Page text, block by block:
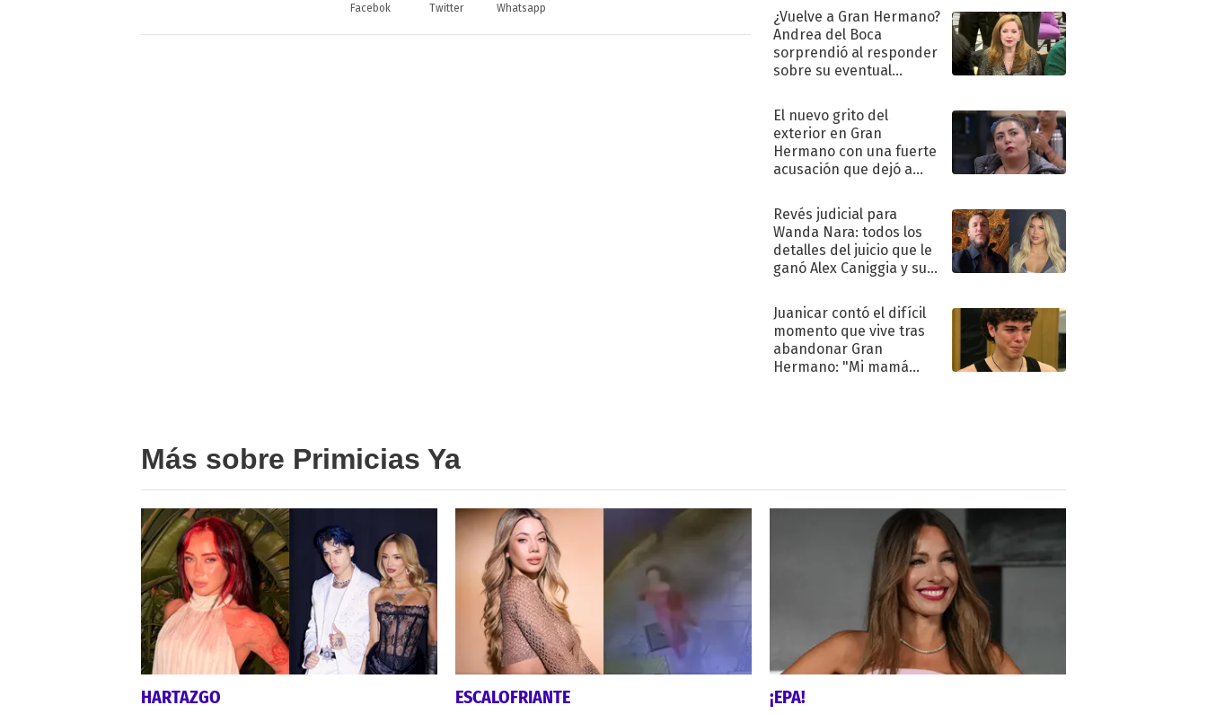
Facebok Twitter Whatsapp
¿Vuelve a Gran Hermano?
Andrea del Boca
sorprendió al responder
sobre su eventual
El nuevo grito del
exterior en Gran
Hermano con una fuerte
acusación que dejó a
"Traidora"
Revés judicial para
Wanda Nara: todos los
detalles del juicio que le
ganó Alex Caniggia y sus
Juanicar contó el difícil
momento que vive tras
abandonar Gran
Hermano: "Mi mamá
Más sobre Primicias Ya
HARTAZGO
ESCALOFRIANTE
¡EPA!